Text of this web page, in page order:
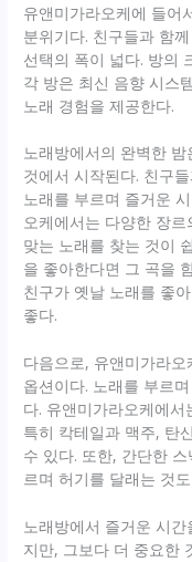
유앤미가라오케에 들어
분위기다. 친구들과 함
선택의 폭이 넓다. 방의
각 방은 최신 음향 시스
노래 경험을 제공한다.
노래방에서의 완벽한
것에서 시작된다. 친구
노래를 부르며 즐거운
오케에서는 다양한 장
맞는 노래를 찾는 것이
을 좋아한다면 그 곡을
친구가 옛날 노래를 좋
좋다.
다음으로, 유앤미가라
옵션이다. 노래를 부르
다. 유앤미가라오케에
특히 칵테일과 맥주, 탄
수 있다. 또한, 간단한
르며 허기를 달래는 것
노래방에서 즐거운 시
지만, 그보다 더 중요한